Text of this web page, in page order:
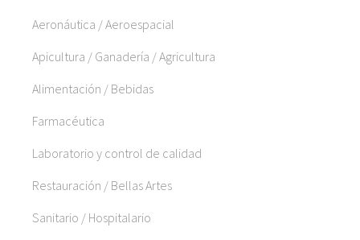
Aeronáutica / Aeroespacial
Apicultura / Ganadería / Agricultura
Alimentación / Bebidas
Farmacéutica
Laboratorio y control de calidad
Restauración / Bellas Artes
Sanitario / Hospitalario